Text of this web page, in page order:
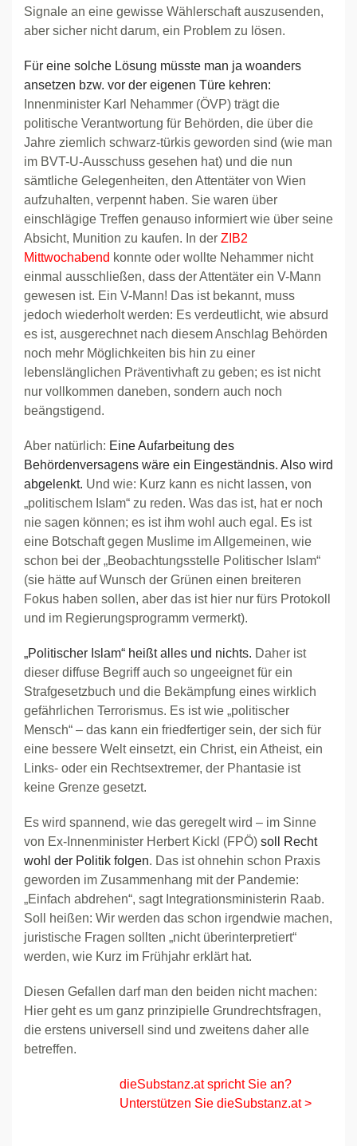
Signale an eine gewisse Wählerschaft auszusenden,
aber sicher nicht darum, ein Problem zu lösen.
Für eine solche Lösung müsste man ja woanders
ansetzen bzw. vor der eigenen Türe kehren:
Innenminister Karl Nehammer (ÖVP) trägt die
politische Verantwortung für Behörden, die über die
Jahre ziemlich schwarz-türkis geworden sind (wie man
im BVT-U-Ausschuss gesehen hat) und die nun
sämtliche Gelegenheiten, den Attentäter von Wien
aufzuhalten, verpennt haben. Sie waren über
einschlägige Treffen genauso informiert wie über seine
Absicht, Munition zu kaufen. In der ZIB2
Mittwochabend konnte oder wollte Nehammer nicht
einmal ausschließen, dass der Attentäter ein V-Mann
gewesen ist. Ein V-Mann! Das ist bekannt, muss
jedoch wiederholt werden: Es verdeutlicht, wie absurd
es ist, ausgerechnet nach diesem Anschlag Behörden
noch mehr Möglichkeiten bis hin zu einer
lebenslänglichen Präventivhaft zu geben; es ist nicht
nur vollkommen daneben, sondern auch noch
beängstigend.
Aber natürlich: Eine Aufarbeitung des
Behördenversagens wäre ein Eingeständnis. Also wird
abgelenkt. Und wie: Kurz kann es nicht lassen, von
„politischem Islam“ zu reden. Was das ist, hat er noch
nie sagen können; es ist ihm wohl auch egal. Es ist
eine Botschaft gegen Muslime im Allgemeinen, wie
schon bei der „Beobachtungsstelle Politischer Islam“
(sie hätte auf Wunsch der Grünen einen breiteren
Fokus haben sollen, aber das ist hier nur fürs Protokoll
und im Regierungsprogramm vermerkt).
„Politischer Islam“ heißt alles und nichts. Daher ist
dieser diffuse Begriff auch so ungeeignet für ein
Strafgesetzbuch und die Bekämpfung eines wirklich
gefährlichen Terrorismus. Es ist wie „politischer
Mensch“ – das kann ein friedfertiger sein, der sich für
eine bessere Welt einsetzt, ein Christ, ein Atheist, ein
Links- oder ein Rechtsextremer, der Phantasie ist
keine Grenze gesetzt.
Es wird spannend, wie das geregelt wird – im Sinne
von Ex-Innenminister Herbert Kickl (FPÖ) soll Recht
wohl der Politik folgen. Das ist ohnehin schon Praxis
geworden im Zusammenhang mit der Pandemie:
„Einfach abdrehen“, sagt Integrationsministerin Raab.
Soll heißen: Wir werden das schon irgendwie machen,
juristische Fragen sollten „nicht überinterpretiert“
werden, wie Kurz im Frühjahr erklärt hat.
Diesen Gefallen darf man den beiden nicht machen:
Hier geht es um ganz prinzipielle Grundrechtsfragen,
die erstens universell sind und zweitens daher alle
betreffen.
dieSubstanz.at spricht Sie an?
Unterstützen Sie dieSubstanz.at >